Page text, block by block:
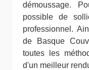
démoussage.
possible de
professionnel.
de Basque
toutes les
d'un meilleur